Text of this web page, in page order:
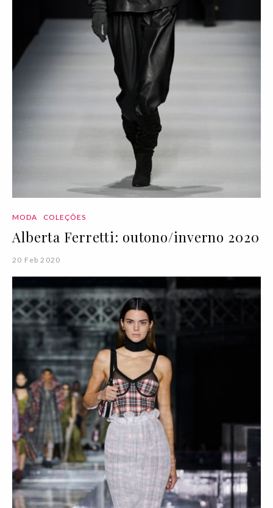
MODA COLEÇÕES
Alberta Ferretti: outono/inverno 2020
20 Feb 2020